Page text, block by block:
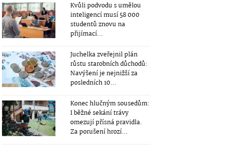
Kvůli podvodu s umělou
inteligencí musí 58 000
studentů znovu na
přijímací...
Juchelka zveřejnil plán
růstu starobních důchodů:
Navýšení je nejnižší za
posledních 10...
Konec hlučným sousedům:
I běžné sekání trávy
omezují přísná pravidla.
Za porušení hrozí...